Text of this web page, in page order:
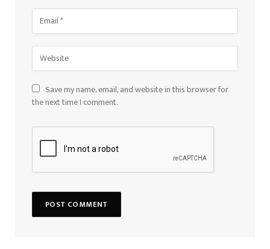
Save my name, email, and website in this browser for
the next time I comment.